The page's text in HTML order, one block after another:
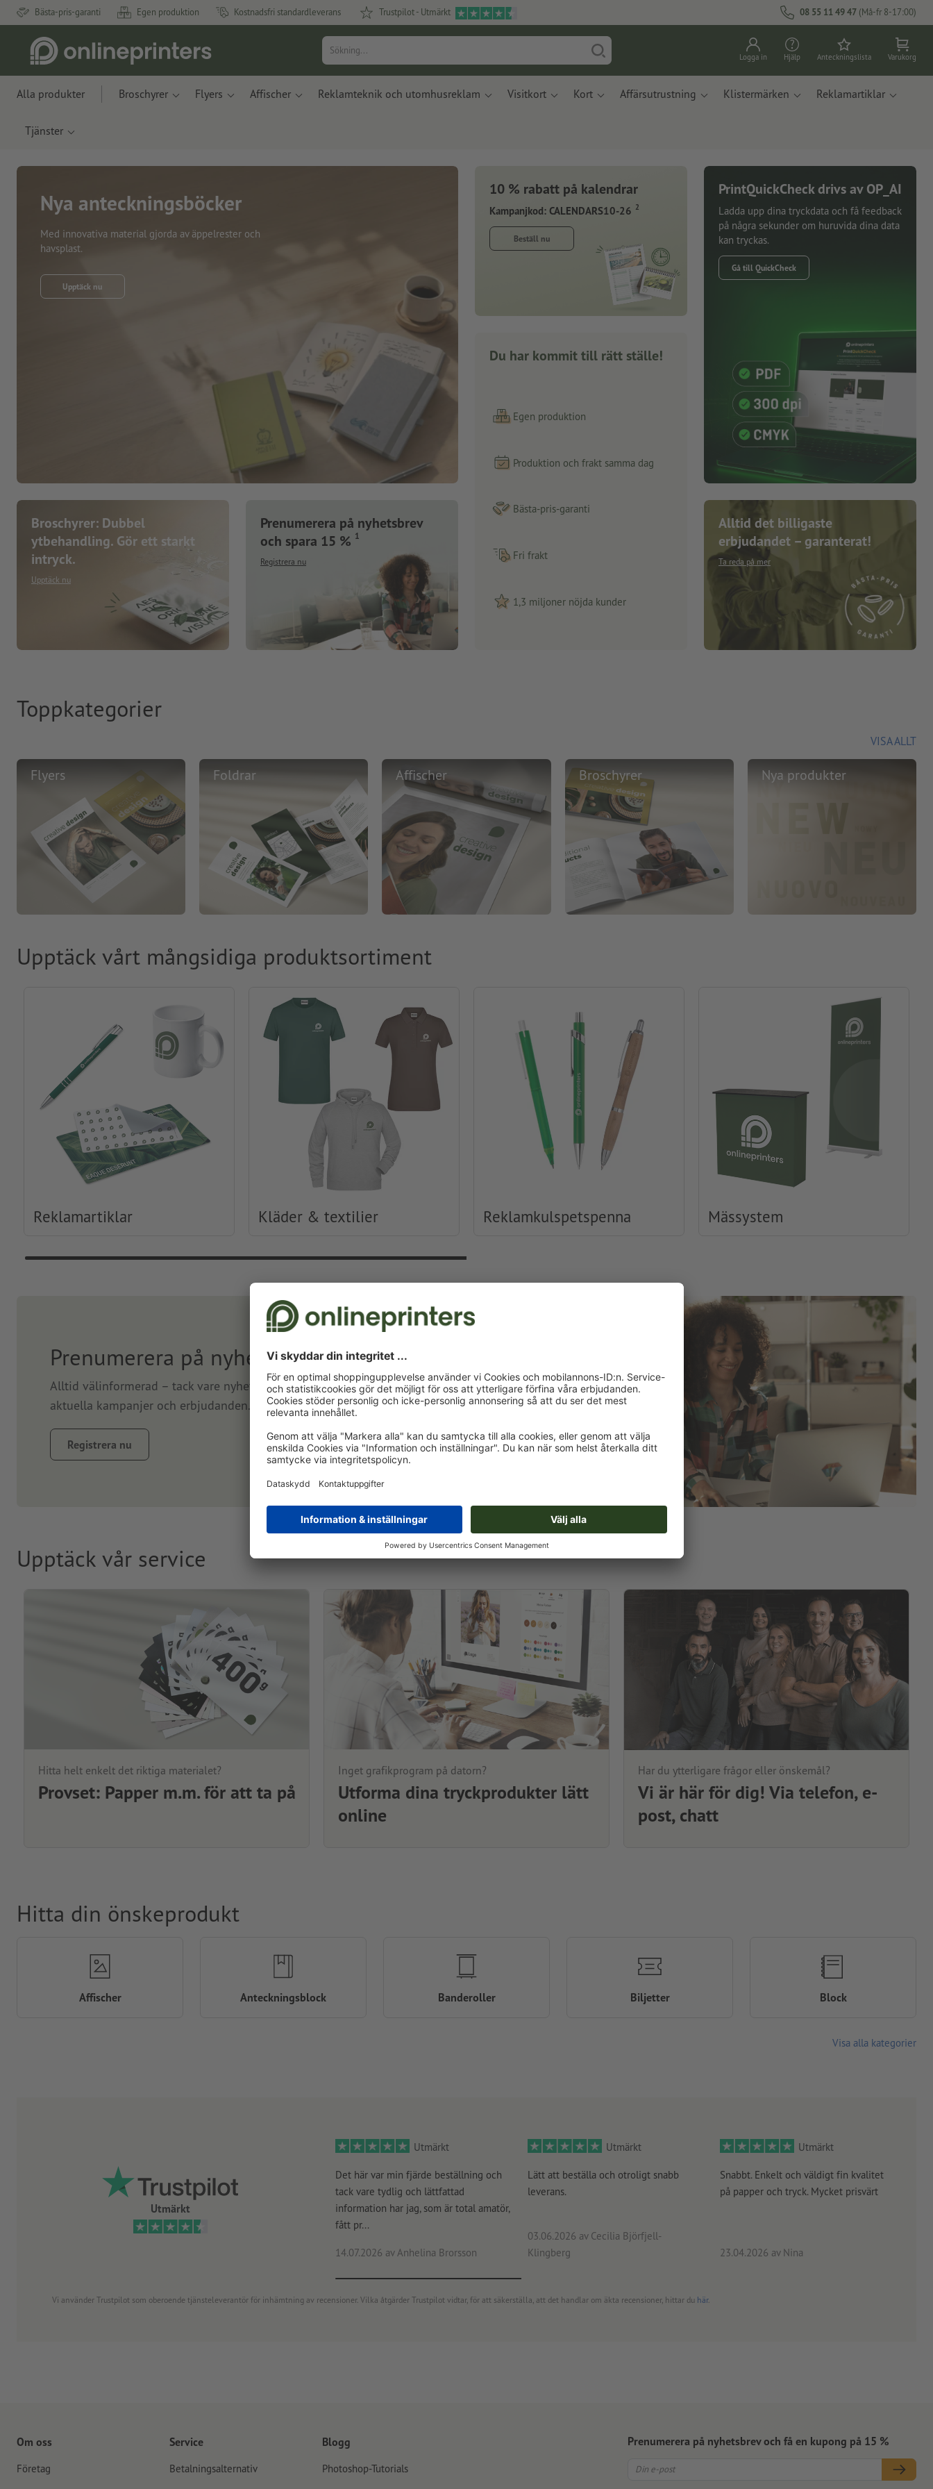
Bästa-pris-garanti Egen produktion Kostnadsfri standardleverans Trustpilot - Utmärkt 08 55 11 49 47 (Må-fr 8-17:00)
Logga in Hjälp Anteckningslista Varukorg
Alla produkter Broschyrer Flyers Affischer Reklamteknik och utomhusreklam Visitkort Kort Affärsutrustning Klistermärken Reklamartiklar
Tjänster
Nya anteckningsböcker
Med innovativa material gjorda av äppelrester och
havsplast.
Upptäck nu
Broschyrer: Dubbel
ytbehandling. Gör ett starkt
intryck.
Upptäck nu
Prenumerera på nyhetsbrev
och spara 15 % 1
Registrera nu
10 % rabatt på kalendrar
Kampanjkod: CALENDARS10-26 2
Beställ nu
Du har kommit till rätt ställe!
Egen produktion
Produktion och frakt samma dag
Bästa-pris-garanti
Fri frakt
1,3 miljoner nöjda kunder
PrintQuickCheck drivs av OP_AI
Ladda upp dina tryckdata och få feedback
på några sekunder om huruvida dina data
kan tryckas.
Gå till QuickCheck
Alltid det billigaste
erbjudandet – garanterat!
Ta reda på mer
Toppkategorier
VISA ALLT
Flyers Foldrar Affischer Broschyrer Nya produkter
Upptäck vårt mångsidiga produktsortiment
Reklamartiklar Kläder & textilier Reklamkulspetspenna Mässystem
Prenumerera på nyhetsbrev och spara 15 %
Alltid välinformerad – tack vare nyhetsbrev. Vi kommer att hålla dig uppdaterad om
aktuella kampanjer och erbjudanden. Prenumerera nu och säkra din välkomstrabatt.
Registrera nu
Upptäck vår service
Hitta helt enkelt det riktiga materialet?
Provset: Papper m.m. för att ta på
Inget grafikprogram på datorn?
Utforma dina tryckprodukter lätt
online
Har du ytterligare frågor eller önskemål?
Vi är här för dig! Via telefon, e-
post, chatt
Utmärkt
Utmärkt
Det här var min fjärde beställning och
tack vare tydlig och lättfattad
information har jag, som är total amatör,
fått pr...
14.07.2026 av Anhelina Brorsson
Utmärkt
Lätt att beställa och otroligt snabb
leverans.
03.06.2026 av Cecilia Björfjell-
Klingberg
Utmärkt
Snabbt. Enkelt och väldigt fin kvalitet
på papper och tryck. Mycket prisvärt
23.04.2026 av Nina
Vi använder Trustpilot som oberoende tjänsteleverantör för inhämtning av recensioner. Vilka åtgärder Trustpilot vidtar, för att säkerställa, att det handlar om äkta recensioner, hittar du här.
Hitta din önskeprodukt
Affischer Anteckningsblock Banderoller Biljetter Block
Visa alla kategorier
Om oss
Företag
Service
Betalningsalternativ
Blogg
Photoshop-Tutorials
Prenumerera på nyhetsbrev och få en kupong på 15 %